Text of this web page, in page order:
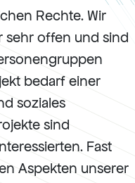
Rechte. Wir
sehr offen und sind
bedarf einer
soziales
sind
Fast
Aspekten unserer